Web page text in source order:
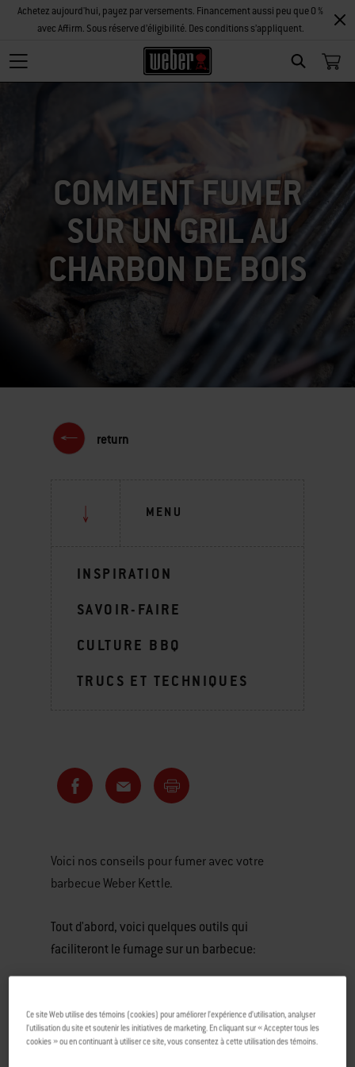
SEARCH
Achetez aujourd'hui, payez par versements. Financement aussi peu que 0 %
avec Affirm. Sous réserve d’éligibilité. Des conditions s’appliquent.
COMMENT FUMER
SUR UN GRIL AU
CHARBON DE BOIS
return
MENU
INSPIRATION
SAVOIR-FAIRE
CULTURE BBQ
TRUCS ET TECHNIQUES
Voici nos conseils pour fumer avec votre
barbecue Weber Kettle.
Tout d'abord, voici quelques outils qui
faciliteront le fumage sur un barbecue:
Cheminée d’allumage
Ce site Web utilise des témoins (cookies) pour améliorer l’expérience d’utilisation, analyser
l’utilisation du site et soutenir les initiatives de marketing. En cliquant sur « Accepter tous les
cookies » ou en continuant à utiliser ce site, vous consentez à cette utilisation des témoins.